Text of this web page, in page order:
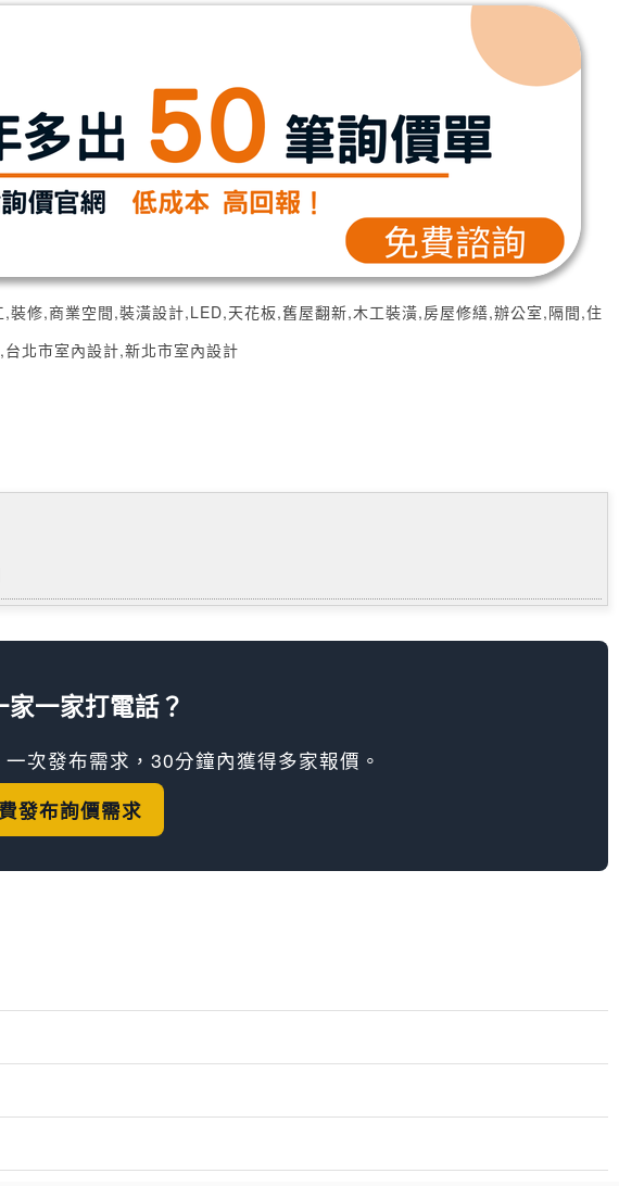
修,商業空間,裝潢設計,LED,天花板,舊屋翻新,木工裝潢,房屋修繕,辦公室,隔間,住
北市室內設計,新北市室內設計
家一家打電話？
次發布需求，30分鐘內獲得多家報價。
發布詢價需求